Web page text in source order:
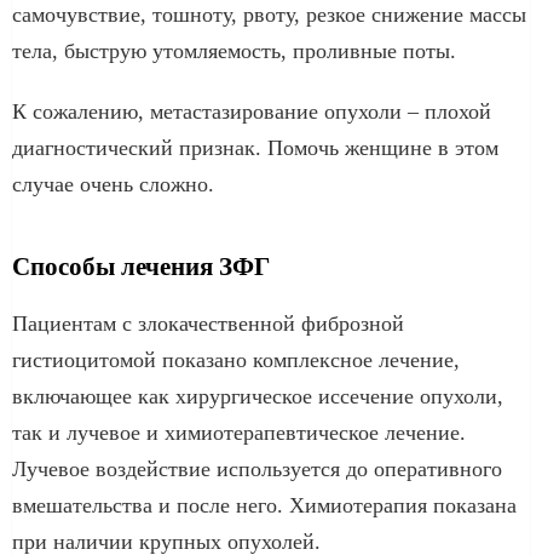
самочувствие, тошноту, рвоту, резкое снижение массы
тела, быструю утомляемость, проливные поты.
К сожалению, метастазирование опухоли – плохой
диагностический признак. Помочь женщине в этом
случае очень сложно.
Способы лечения ЗФГ
Пациентам с злокачественной фиброзной
гистиоцитомой показано комплексное лечение,
включающее как хирургическое иссечение опухоли,
так и лучевое и химиотерапевтическое лечение.
Лучевое воздействие используется до оперативного
вмешательства и после него. Химиотерапия показана
при наличии крупных опухолей.